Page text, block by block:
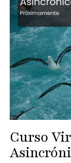
Curso